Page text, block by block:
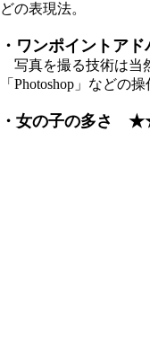
どの表現法。
・ワンポイントアド
写真を撮る技術は当
「Photoshop」などの操
・女の子の多